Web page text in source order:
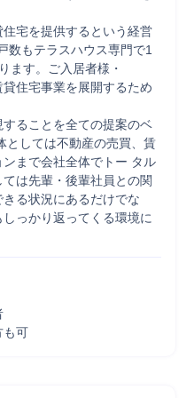
宅を提供するという経営
数もテラスハウス専門で1
ます。ご入居者様・
住宅事業を展開するため
することを全ての提案のベ
としては不動産の売買、賃
まで会社全体でトー タル
は先輩・後輩社員との関
る状況にあるだけでな
っかり返ってくる環境に
可